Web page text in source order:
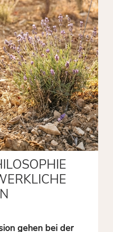
gehen bei der